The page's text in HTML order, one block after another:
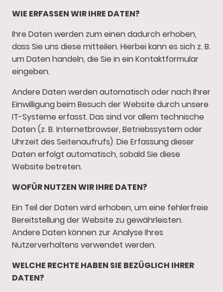
WIE ERFASSEN WIR IHRE DATEN?
Ihre Daten werden zum einen dadurch erhoben,
dass Sie uns diese mitteilen. Hierbei kann es sich z. B.
um Daten handeln, die Sie in ein Kontaktformular
eingeben.
Andere Daten werden automatisch oder nach Ihrer
Einwilligung beim Besuch der Website durch unsere
IT-Systeme erfasst. Das sind vor allem technische
Daten (z. B. Internetbrowser, Betriebssystem oder
Uhrzeit des Seitenaufrufs). Die Erfassung dieser
Daten erfolgt automatisch, sobald Sie diese
Website betreten.
WOFÜR NUTZEN WIR IHRE DATEN?
Ein Teil der Daten wird erhoben, um eine fehlerfreie
Bereitstellung der Website zu gewährleisten.
Andere Daten können zur Analyse Ihres
Nutzerverhaltens verwendet werden.
WELCHE RECHTE HABEN SIE BEZÜGLICH IHRER
DATEN?